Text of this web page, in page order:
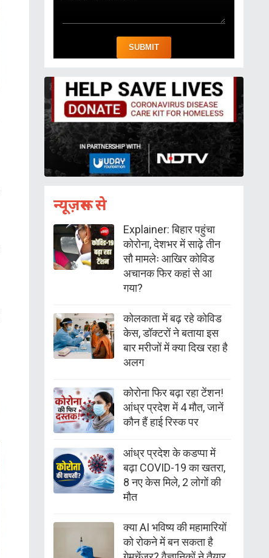
न्यूज़रूम से
Explainer: बिहार पहुंचा
कोरोना, देशभर में साढ़े तीन
सौ मामलेः आखिर कोविड
अचानक फिर कहां से आ
गया?
कोलकाता में बढ़ रहे कोविड
केस, डॉक्टरों ने बताया इस
बार मरीजों में क्या दिख रहा है
अलग
कोरोना फिर बढ़ा रहा टेंशन!
आंध्र प्रदेश में 4 मौत, जानें
कौन हैं हाई रिस्क पर
आंध्र प्रदेश के कडप्पा में
बढ़ा COVID-19 का खतरा,
8 नए केस मिले, 2 लोगों की
मौत
क्या AI भविष्य की महामारियों
को रोकने में बन सकता है